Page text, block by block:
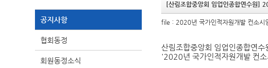
공지사항
협회동정
회원동정소식
[산림조합중앙회 임업인종합연수원]
file : 2020년 국가인적자원개발 컨소
산림조합중앙회 임업인종합연수
'2020년 국가인적자원개발 컨